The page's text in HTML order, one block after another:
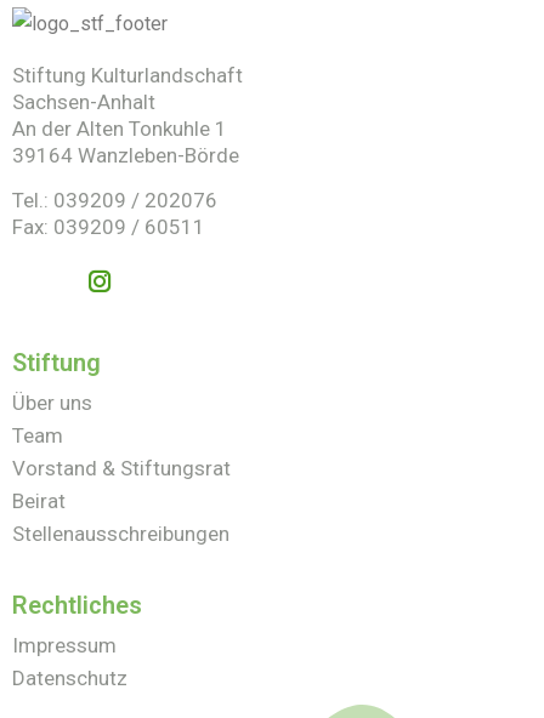
Stiftung Kulturlandschaft
Sachsen-Anhalt
An der Alten Tonkuhle 1
39164 Wanzleben-Börde
Tel.: 039209 / 202076
Fax: 039209 / 60511
Stiftung
Über uns
Team
Vorstand & Stiftungsrat
Beirat
Stellenausschreibungen
Rechtliches
Impressum
Datenschutz